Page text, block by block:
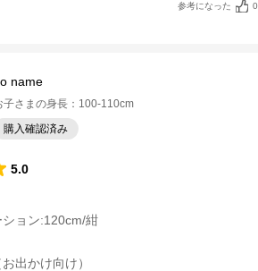
参考になった 0
name
子さまの身長 ： 100-110cm
購入確認済み
5.0
ョン:120cm/紺
出かけ向け）